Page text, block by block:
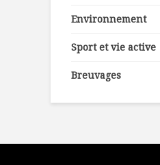
Environnement
Sport et vie active
Breuvages